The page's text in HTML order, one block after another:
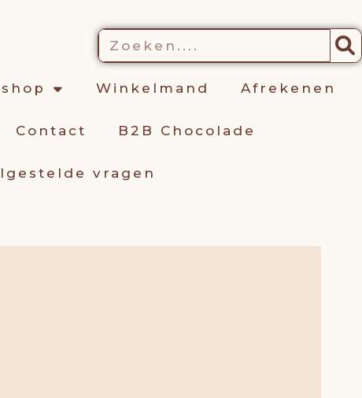
Zoeken
Winkelmand Afrekenen
Contact B2B Chocolade
vragen